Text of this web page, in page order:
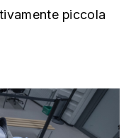
piccola